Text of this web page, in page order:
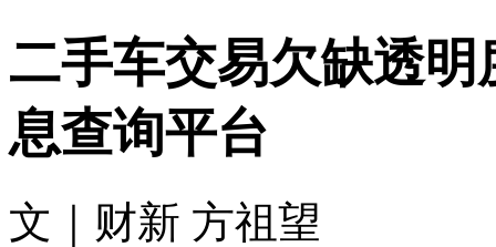
二手车交易欠缺透
息查询平台
文｜财新 方祖望